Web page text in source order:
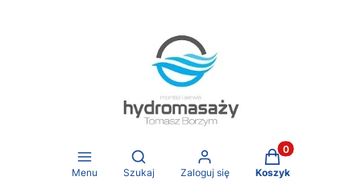
Menu
Otwórz wyszukiwarkę
Szukaj Zaloguj się
Produkty w
Koszyk